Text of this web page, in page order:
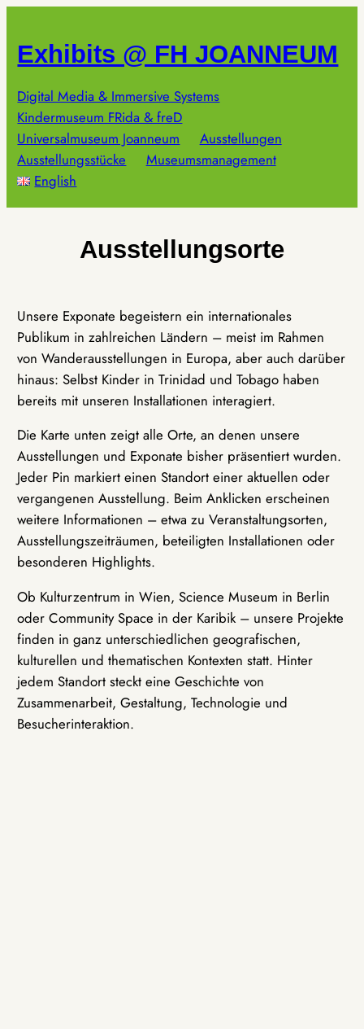
springen
Exhibits @ FH JOANNEUM
Digital Media & Immersive Systems
Kindermuseum FRida & freD
Universalmuseum Joanneum
Ausstellungen
Ausstellungsstücke
Museumsmanagement
English
Ausstellungsorte
Unsere Exponate begeistern ein internationales
Publikum in zahlreichen Ländern – meist im Rahmen
von Wanderausstellungen in Europa, aber auch darüber
hinaus: Selbst Kinder in Trinidad und Tobago haben
bereits mit unseren Installationen interagiert.
Die Karte unten zeigt alle Orte, an denen unsere
Ausstellungen und Exponate bisher präsentiert wurden.
Jeder Pin markiert einen Standort einer aktuellen oder
vergangenen Ausstellung. Beim Anklicken erscheinen
weitere Informationen – etwa zu Veranstaltungsorten,
Ausstellungszeiträumen, beteiligten Installationen oder
besonderen Highlights.
Ob Kulturzentrum in Wien, Science Museum in Berlin
oder Community Space in der Karibik – unsere Projekte
finden in ganz unterschiedlichen geografischen,
kulturellen und thematischen Kontexten statt. Hinter
jedem Standort steckt eine Geschichte von
Zusammenarbeit, Gestaltung, Technologie und
Besucherinteraktion.